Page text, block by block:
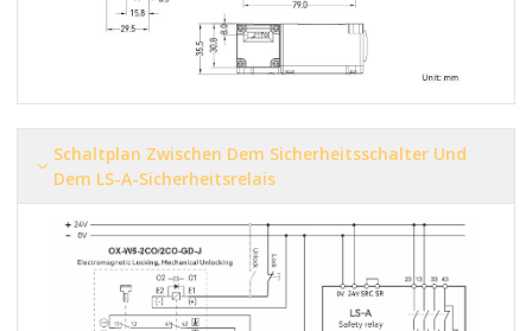
Schaltplan Zwischen Dem Sicherheitsschalter Und
Dem LS-A-Sicherheitsrelais